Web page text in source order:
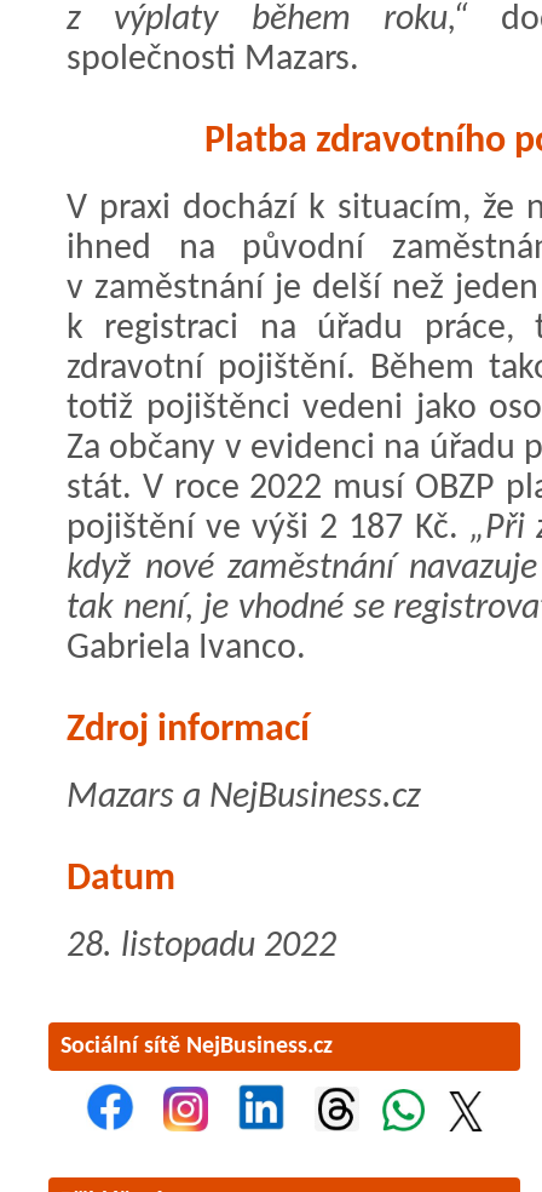
z výplaty během roku,“
společnosti Mazars.
Platba zdravotního
V praxi dochází k situacím, že
ihned na původní
v zaměstnání je delší než
k registraci na úřadu práce,
zdravotní pojištění. Během
totiž pojištěnci vedeni jako
Za občany v evidenci na úřadu
stát. V roce 2022 musí OBZP
pojištění ve výši 2 187 Kč. „Při
když nové zaměstnání
tak není, je vhodné se
Gabriela Ivanco.
Zdroj informací
Mazars a NejBusiness.cz
Datum
28. listopadu 2022
Sociální sítě NejBusiness.cz